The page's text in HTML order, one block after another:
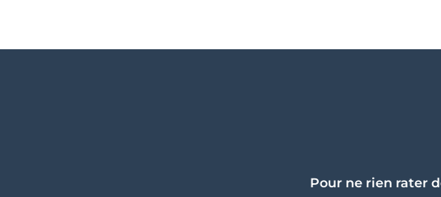
Pour ne rien rater